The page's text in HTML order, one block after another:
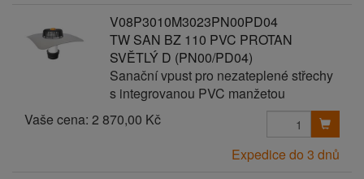
V08P3010M3023PN00PD04
TW SAN BZ 110 PVC PROTAN
SVĚTLÝ D (PN00/PD04)
Sanační vpust pro nezateplené střechy
s integrovanou PVC manžetou
Vaše cena: 2 870,00 Kč
Expedice do 3 dnů